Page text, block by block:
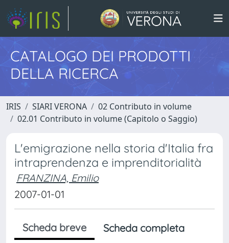
CATALOGO DEI PRODOTTI
DELLA RICERCA
IRIS SIARI VERONA
02 Contributo in volume
02.01 Contributo in volume (Capitolo o Saggio)
L'emigrazione nella storia d'Italia fra
intraprendenza e imprenditorialità
FRANZINA, Emilio
2007-01-01
Scheda breve
Scheda completa